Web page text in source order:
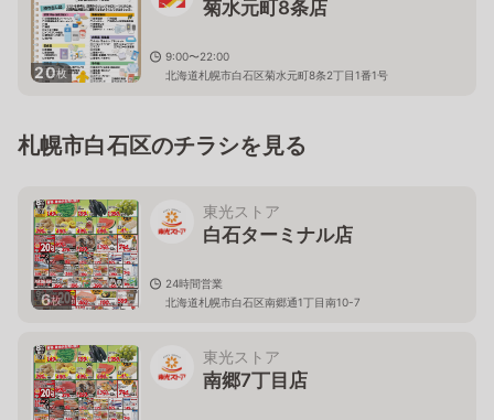
20枚
菊水元町8条店
9:00〜22:00
北海道札幌市白石区菊水元町8条2丁目1番1号
札幌市白石区のチラシを見る
6枚
東光ストア
白石ターミナル店
24時間営業
北海道札幌市白石区南郷通1丁目南10-7
東光ストア
南郷7丁目店